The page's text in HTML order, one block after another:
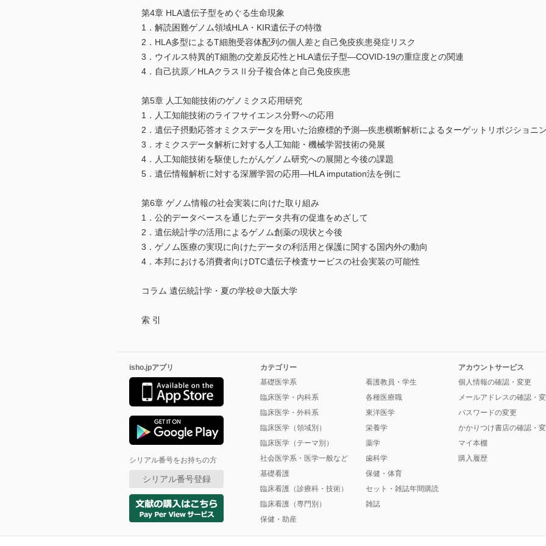
第4章 HLA遺伝子型をめぐる生命現象
1．解読困難ゲノム領域HLA・KIR遺伝子の特徴
2．HLA多型によるT細胞受容体配列の個人差と自己免疫疾患発症リスク
3．ウイルス特異的T細胞の交差反応性とHLA遺伝子型―COVID-19の重症度との関連
4．自己抗原／HLAクラスⅡ分子複合体と自己免疫疾患
第5章 人工知能技術のゲノミクス応用研究
1．人工知能技術のライフサイエンス分野への応用
2．遺伝子摂動応答オミクスデータを用いた治療標的予測―疾患横断解析によるターゲットリポジショニ
3．オミクスデータ解析に対する人工知能・機械学習技術の発展
4．人工知能技術を駆使したがんゲノム研究への展開と今後の課題
5．遺伝情報解析に対する深層学習の応用―HLA imputation法を例に
第6章 ゲノム情報の社会実装に向けた取り組み
1．公的データベースを通じたデータ共有の促進をめざして
2．遺伝統計学の活用によるゲノム創薬の現状と今後
3．ゲノム医療の実現に向けたデータの利活用と保護に関する国内外の動向
4．本邦における消費者向けDTC遺伝子検査サービスの社会実装の可能性
コラム 遺伝統計学・夏の学校＠大阪大学
索 引
isho.jpアプリ
シリアル番号をお持ちの方
シリアル番号登録
カテゴリー
基礎医学系
臨床医学・内科系
臨床医学・外科系
臨床医学（領域別）
臨床医学（テーマ別）
社会医学系・医学一般など
基礎看護
臨床看護（診療科・技術）
臨床看護（専門別）
保健・助産
看護教員・学生
各種医療職
東洋医学
栄養学
薬学
歯科学
保健・体育
セット・雑誌年間購読
雑誌
アカウントサービス
個人情報の確認・変更
メールアドレスの確認・
パスワードの変更
かかりつけ書店の確認・
マイ本棚
購入履歴